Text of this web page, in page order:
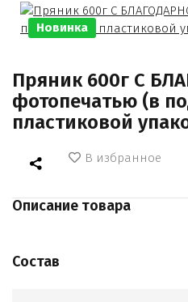
Новинка
Пряник 600г С
фотопечатью (в
пластиковой
В избранное
Описание товара
Состав